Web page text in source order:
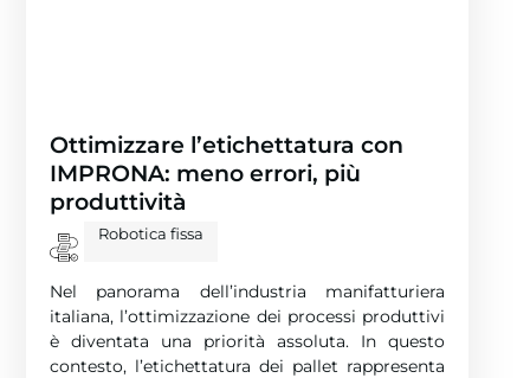
Ottimizzare l’etichettatura con
IMPRONA: meno errori, più
produttività
Robotica fissa
Nel panorama dell’industria manifatturiera
italiana, l’ottimizzazione dei processi produttivi
è diventata una priorità assoluta. In questo
contesto, l’etichettatura dei pallet rappresenta